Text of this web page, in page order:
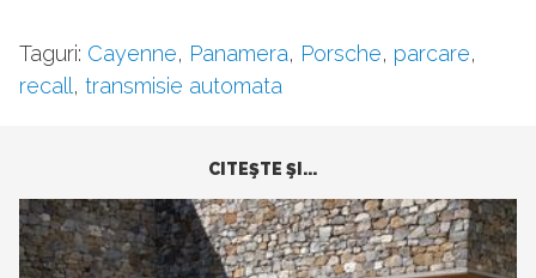
Taguri: Cayenne, Panamera, Porsche, parcare,
recall, transmisie automata
CITEŞTE ŞI...